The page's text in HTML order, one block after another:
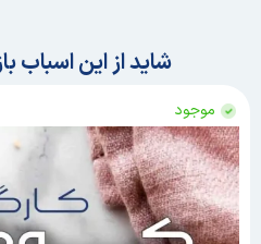
شاید از این اسباب
موجود